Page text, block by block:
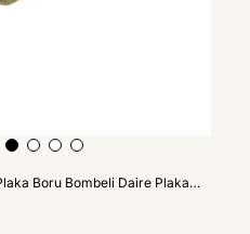
Özel Seri Dövme Plaka Boru Bombeli Daire Plaka Sallantılı Küpe